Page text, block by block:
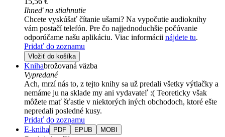
Ihneď na stiahnutie
Chcete vyskúšať čítanie ušami? Na vypočutie audioknihy
vám postačí telefón. Pre čo najjednoduchšie počúvanie
odporúčame našu aplikáciu. Viac informácii nájdete tu.
Pridať do zoznamu
Vložiť do košíka
Knihabrožovaná väzba
Vypredané
Ach, mrzí nás to, z tejto knihy sa už predali všetky výtlačky a
nemáme ju na sklade my ani vydavateľ :( Teoreticky však
môžete mať šťastie v niektorých iných obchodoch, ktoré ešte
nepredali posledné kusy.
Pridať do zoznamu
E-kniha
PDF EPUB MOBI